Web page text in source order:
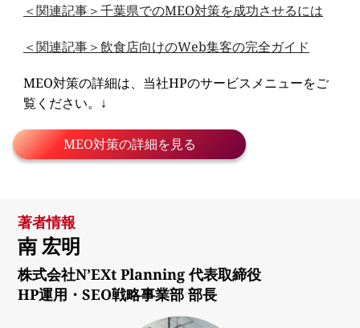
＜関連記事＞千葉県でのMEO対策を成功させるには
＜関連記事＞飲食店向けのWeb集客の完全ガイド
MEO対策の詳細は、当社HPのサービスメニューをご
覧ください。↓
MEO対策の詳細を見る
著者情報
南 宏明
株式会社N’EXt Planning 代表取締役
HP運用・SEO戦略事業部 部長